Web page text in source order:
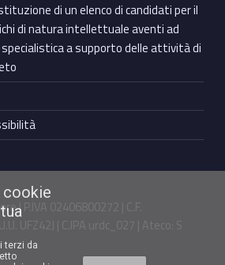
di un elenco di candidati per il
di natura intellettuale aventi ad
a supporto delle attività di
| P.IVA 02406800272 | C.F.
UFZ42J | C.IPA urdc_027 | Ateco: S
cookie
terzi da